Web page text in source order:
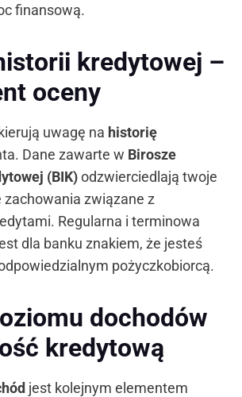
finansową.
kredytowej –
oceny
uwagę na historię
Dane zawarte w Birosze
(BIK)odzwierciedlają twoje
związane z
Regularna i terminowa
dla banku znakiem, że jesteś
pożyczkobiorcą.
dochodów
kredytową
jest kolejnym elementem